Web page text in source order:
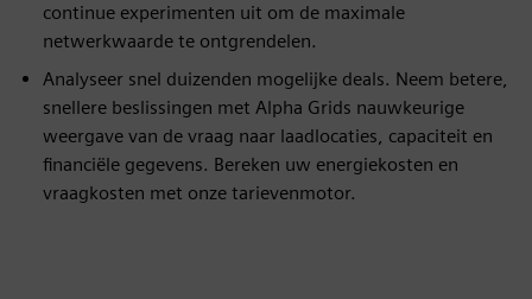
continue experimenten uit om de maximale
netwerkwaarde te ontgrendelen.
Analyseer snel duizenden mogelijke deals. Neem betere,
snellere beslissingen met Alpha Grids nauwkeurige
weergave van de vraag naar laadlocaties, capaciteit en
financiële gegevens. Bereken uw energiekosten en
vraagkosten met onze tarievenmotor.